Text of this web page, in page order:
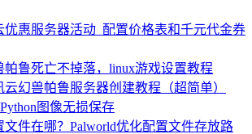
优惠服务器活动_配置价格表和千元代金券
帕鲁死亡不掉落，linux游戏设置教程
云幻兽帕鲁服务器创建教程（超简单）
图像无损保存
文件在哪？Palworld优化配置文件存放路